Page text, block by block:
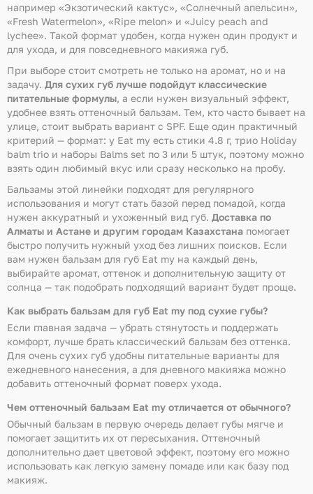
например «Экзотический кактус», «Солнечный апельсин»,
«Fresh Watermelon», «Ripe melon» и «Juicy peach and
lychee». Такой формат удобен, когда нужен один продукт и
для ухода, и для повседневного макияжа губ.
При выборе стоит смотреть не только на аромат, но и на
задачу. Для сухих губ лучше подойдут классические
питательные формулы, а если нужен визуальный эффект,
удобнее взять оттеночный бальзам. Тем, кто часто бывает на
улице, стоит выбрать вариант с SPF. Еще один практичный
критерий — формат: у Eat my есть стики 4.8 г, трио Holiday
balm trio и наборы Balms set по 3 или 5 штук, поэтому можно
взять один любимый вкус или сразу несколько на пробу.
Бальзамы этой линейки подходят для регулярного
использования и могут стать базой перед помадой, когда
нужен аккуратный и ухоженный вид губ. Доставка по
Алматы и Астане и другим городам Казахстана помогает
быстро получить нужный уход без лишних поисков. Если
вам нужен бальзам для губ Eat my на каждый день,
выбирайте аромат, оттенок и дополнительную защиту от
солнца — так подобрать подходящий вариант будет проще.
Как выбрать бальзам для губ Eat my под сухие губы?
Если главная задача — убрать стянутость и поддержать
комфорт, лучше брать классический бальзам без оттенка.
Для очень сухих губ удобны питательные варианты для
ежедневного нанесения, а для дневного макияжа можно
добавить оттеночный формат поверх ухода.
Чем оттеночный бальзам Eat my отличается от обычного?
Обычный бальзам в первую очередь делает губы мягче и
помогает защитить их от пересыхания. Оттеночный
дополнительно дает цветовой эффект, поэтому его можно
использовать как легкую замену помаде или как базу под
макияж.